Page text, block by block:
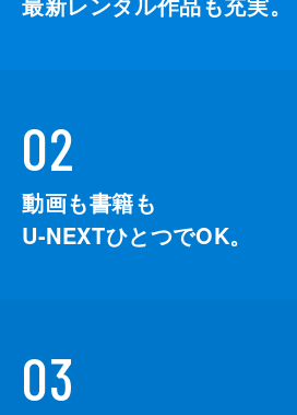
02
動画も書籍も
U-NEXTひとつでOK。
03